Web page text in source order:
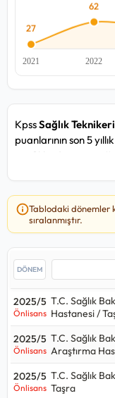
KpssSağlık
puanlarının son 5
grafiklerden ve
zamandaki 2025/5
ile T.C. Sağlık
Araştırma
Hastanesi / Taşra
Bakanlığı Şanlıurfa
Hastanesi - Şanlıurfa
kişi almış.
Sağlık Teknikeri -
40kişilik kontenjan ile
bakılırsa%290
Tablodaki dönemler
sıralanmıştır.
2025/5
Önlisans
T.C. Sağlık
Hastanesi /
2025/5
Önlisans
T.C. Sağlık
Araştırma
2025/5
Önlisans
T.C. Sağlık
Taşra